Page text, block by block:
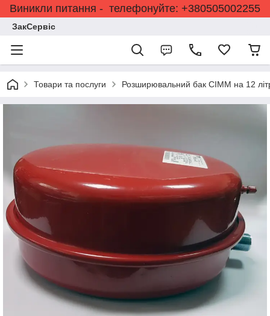
Виникли питання - телефонуйте: +380505002255
ЗакСервіс
Товари та послуги Розширювальний бак CIMM на 12